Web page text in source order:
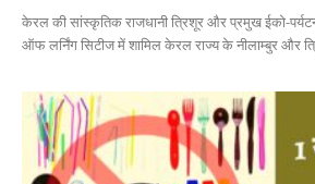
केरल की सांस्कृतिक राजधानी त्रिशूर और प्रमुख ईको-
ऑफ लर्निंग सिटीज में शामिल केरल राज्य के नीलाम्बुर और